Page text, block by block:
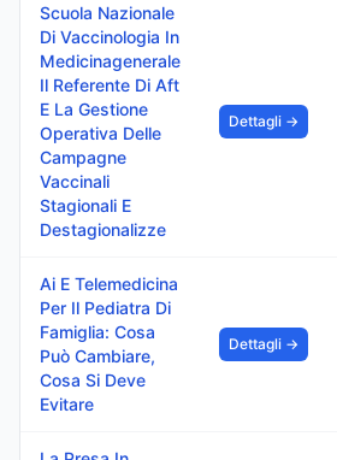
Scuola Nazionale
Di Vaccinologia In
Medicinagenerale
Il Referente Di Aft
E La Gestione
Operativa Delle
Campagne
Vaccinali
Stagionali E
Destagionalizze
Dettagli →
Ai E Telemedicina
Per Il Pediatra Di
Famiglia: Cosa
Può Cambiare,
Cosa Si Deve
Evitare
Dettagli →